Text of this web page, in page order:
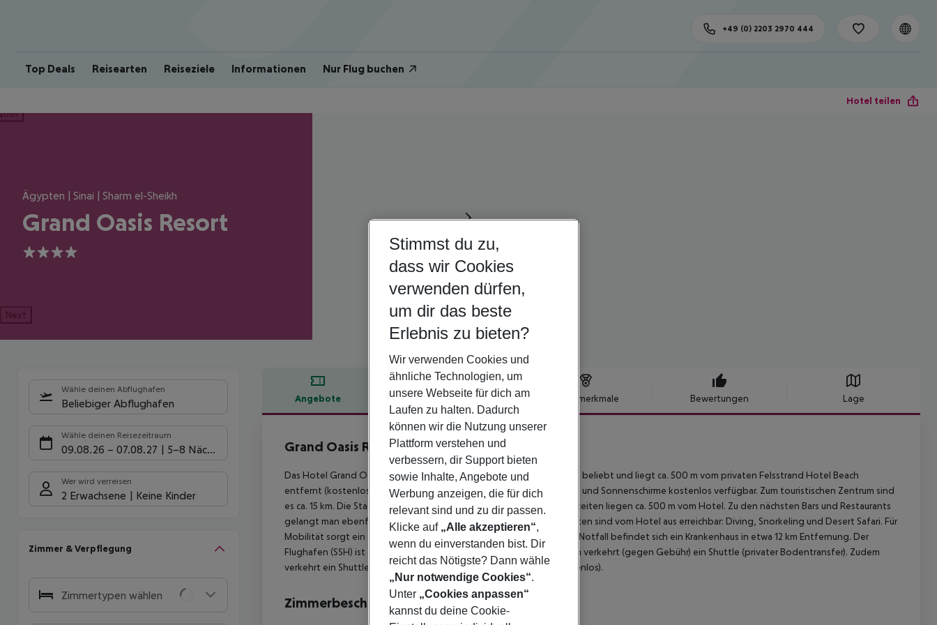
Top Deals Reisearten Reiseziele Informationen Nur Flug buchen
+49 (0) 2203 2970 444
Hotel teilen
Ägypten | Sinai | Sharm el-Sheikh
Grand Oasis Resort
4
Next
Wähle deinen Abflughafen
Beliebiger Abflughafen
Wähle deinen Reisezeitraum
09.08.26 – 07.08.27 5-8 Nächte
Wer wird verreisen
2 Erwachsene Keine Kinder
Zimmer & Verpflegung
Zimmertypen wählen
Angebote Hotelbeschreibung Hotelmerkmale Bewertungen Lage
Hotelbeschreibung
Grand Oasis Resort
4
Das Hotel Grand Oasis Resort ist besonders bei Hochzeitsreisenden beliebt und liegt ca. 500 m vom privaten Felsstrand Hotel Beach
entfernt (kostenloses Strand-Shuttle). Am Strand sind Sonnenliegen und Sonnenschirme kostenlos verfügbar. Zum touristischen Zentrum sind
es ca. 15 km. Die Stadt Cairo ist ca. 500 km entfernt. Einkaufsmöglichkeiten liegen ca. 500 m vom Hotel. Zu den nächsten Bars und Restaurants
gelangt man ebenfalls nach rund 500 m. Folgende Sehenswürdigkeiten sind vom Hotel aus erreichbar: Diving, Snorkeling und Desert Safari. Für
Mobilität sorgt ein Taxistand (ca. 50 m). Zur ärztlichen Versorgung im Notfall befindet sich ein Krankenhaus in etwa 12 km Entfernung. Der
Flughafen (SSH) ist ca. 35 km entfernt. Zwischen Hotel und Flughafen verkehrt (gegen Gebühr) ein Shuttle (privater Bodentransfer). Zudem
verkehrt ein Shuttle nach SOHO Square von 20:00 - 23:00 Uhr (kostenlos).
Zimmerbeschreibung
Stimmst du zu,
dass wir Cookies
verwenden dürfen,
um dir das beste
Erlebnis zu bieten?
Wir verwenden Cookies und
ähnliche Technologien, um
unsere Webseite für dich am
Laufen zu halten. Dadurch
können wir die Nutzung unserer
Plattform verstehen und
verbessern, dir Support bieten
sowie Inhalte, Angebote und
Werbung anzeigen, die für dich
relevant sind und zu dir passen.
Klicke auf „Alle akzeptieren“,
wenn du einverstanden bist. Dir
reicht das Nötigste? Dann wähle
„Nur notwendige Cookies“.
Unter „Cookies anpassen“
kannst du deine Cookie-